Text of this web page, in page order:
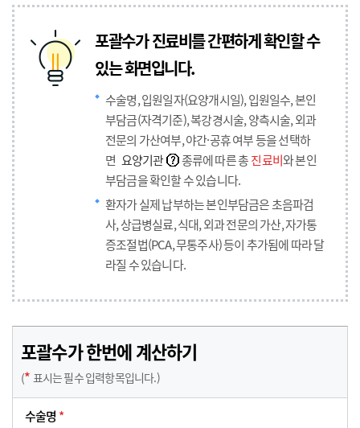
포괄수가 진료비를 간편하게 확인할 수
있는 화면입니다.
수술명, 입원일자(요양개시일), 입원일수, 본인
부담금(자격기준), 복강경시술, 양측시술, 외과
전문의 가산여부, 야간·공휴 여부 등을 선택하
면 요양기관 종류에 따른 총진료비와 본인
부담금을 확인할 수 있습니다.
환자가 실제 납부하는 본인부담금은 초음파검
사, 상급병실료, 식대, 외과 전문의 가산, 자가통
증조절법(PCA, 무통주사) 등이 추가됨에 따라 달
라질 수 있습니다.
포괄수가 한번에 계산하기
(* 표시는 필수 입력항목입니다.)
수술명 *